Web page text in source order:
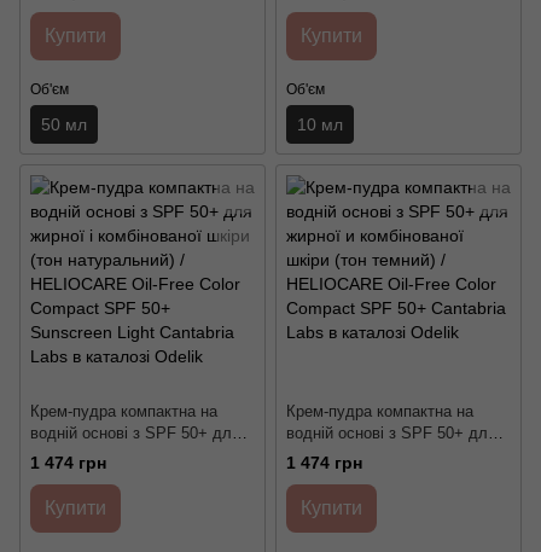
GEL SPF 50+ Cantabria Labs
Купити
Об'єм
50 мл
HELIOCARE Oil-Free Color
Compact SPF 50+ Sunscreen
Купити
Об'єм
10 мл
Крем-пудра компактна на
водній основі з SPF 50+ для
жирної і комбінованої шкіри
(тон натуральний) /
HELIOCARE Oil-Free Color
Compact SPF 50+ Sunscreen
1 474 грн
Купити
Крем-пудра компактна на
водній основі з SPF 50+ для
жирної и комбінованої шкіри
(тон темний) / HELIOCARE Oil-
Free Color Compact SPF 50+
Cantabria Labs
1 474 грн
Купити